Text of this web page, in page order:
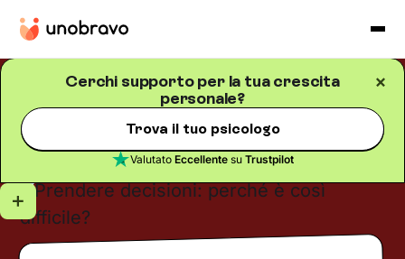
Cerchi supporto per la tua crescita
personale?
Trova il tuo psicologo
Valutato Eccellentesu Trustpilot
Crescita personale 5minuti di lettura
Prendere decisioni: perché
è così difficile?